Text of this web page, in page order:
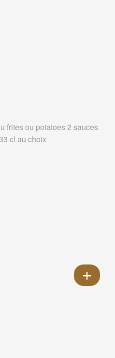
frites ou potatoes 2 sauces
cl au choix